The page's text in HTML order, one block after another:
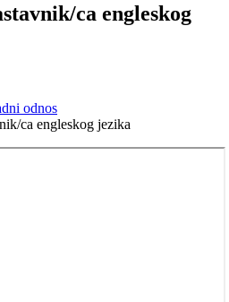
ca engleskog
odnos
ca engleskog jezika